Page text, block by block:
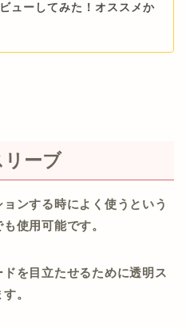
ューしてみた！オススメか
リーブ
ンする時によく使うという
使用可能です。
を目立たせるために透明ス
。